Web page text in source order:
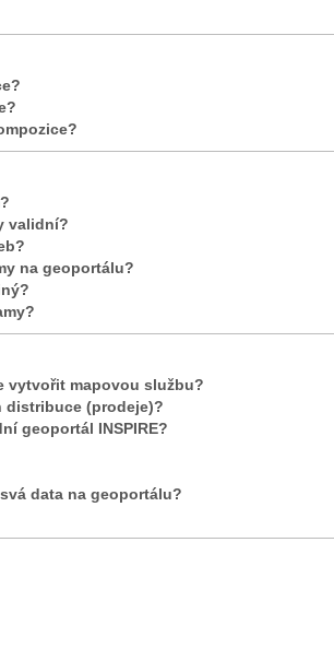
validní?
na geoportálu?
vytvořit mapovou službu?
distribuce (prodeje)?
geoportál INSPIRE?
data na geoportálu?